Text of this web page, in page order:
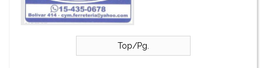
Top/Pg.